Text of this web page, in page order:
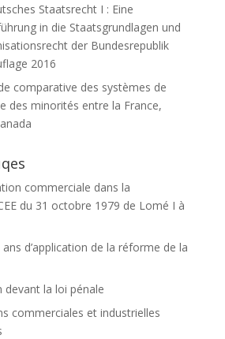
Staatsrecht I : Eine
in die Staatsgrundlagen und
der Bundesrepublik
2016
comparative des systèmes de
des minorités entre la France,
commerciale dans la
du 31 octobre 1979 de Lomé I à
ans d’application de la réforme de la
devant la loi pénale
commerciales et industrielles